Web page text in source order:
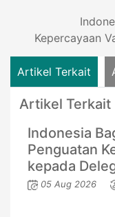
Kepercayaan
Artikel Terkait
Artikel Terkait
Indonesia
Penguatan
kepada
05 Aug 2026